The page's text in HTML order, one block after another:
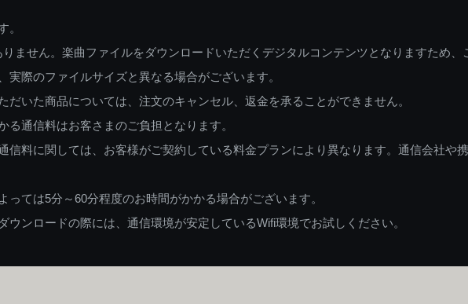
。
ません。楽曲ファイルをダウンロードいただくデジタルコンテンツとなりますため、
実際のファイルサイズと異なる場合がございます。
だいた商品については、注文のキャンセル、返金を承ることができません。
る通信料はお客さまのご負担となります。
信料に関しては、お客様がご契約している料金プランにより異なります。通信会社や
っては5分～60分程度のお時間がかかる場合がございます。
ンロードの際には、通信環境が安定しているWifi環境でお試しください。